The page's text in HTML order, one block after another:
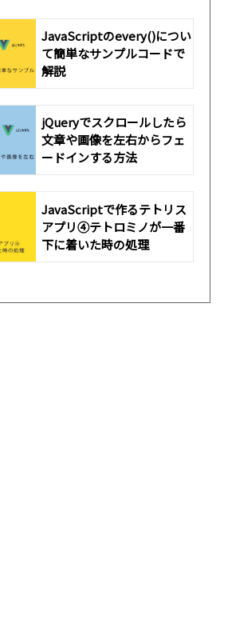
JavaScriptのevery()につい
て簡単なサンプルコードで
解説
jQueryでスクロールしたら
文章や画像を左右からフェ
ードインする方法
JavaScriptで作るテトリス
アプリ④テトロミノが一番
下に着いた時の処理